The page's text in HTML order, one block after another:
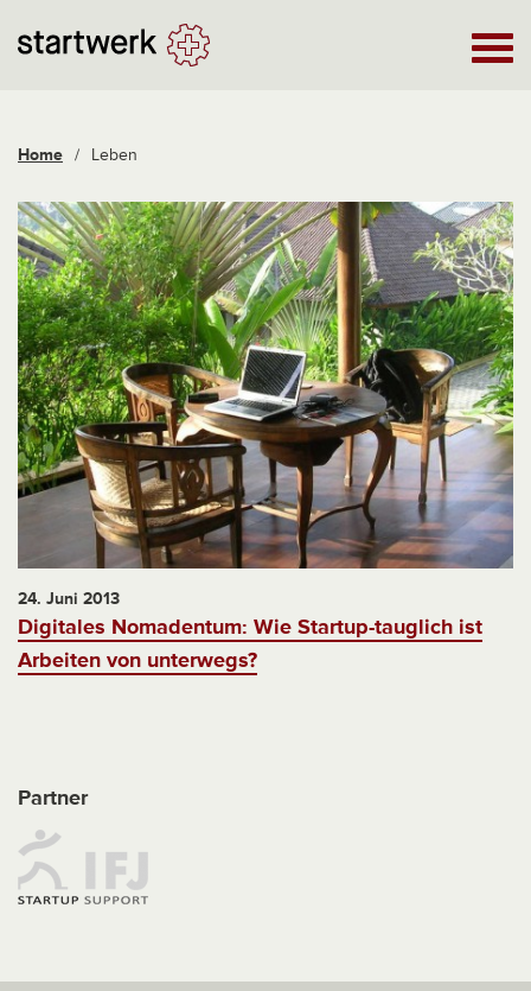
Home / Leben
24. Juni 2013
Digitales Nomadentum: Wie Startup-tauglich ist
Arbeiten von unterwegs?
Partner